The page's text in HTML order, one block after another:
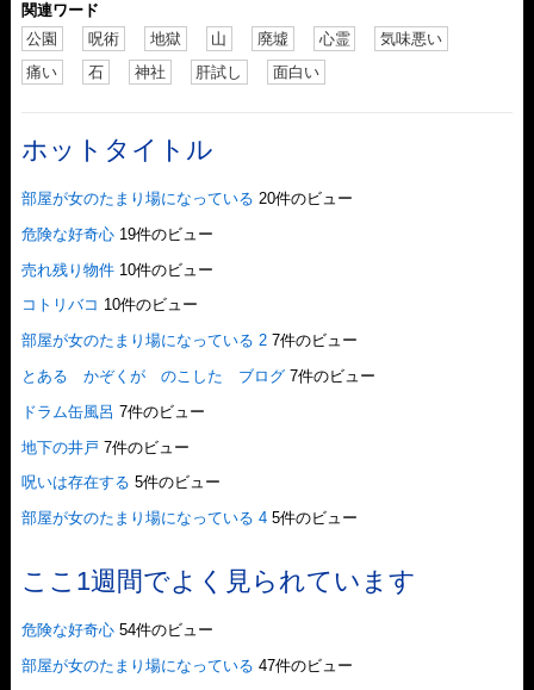
関連ワード
公園
呪術 地獄 山 廃墟 心霊
気味悪い
痛い
石 神社 肝試し 面白い
ホットタイトル
部屋が女のたまり場になっている 20件のビュー
危険な好奇心 19件のビュー
売れ残り物件 10件のビュー
コトリバコ 10件のビュー
部屋が女のたまり場になっている 2 7件のビュー
とある かぞくが のこした ブログ 7件のビュー
ドラム缶風呂 7件のビュー
地下の井戸 7件のビュー
呪いは存在する 5件のビュー
部屋が女のたまり場になっている 4 5件のビュー
ここ1週間でよく見られています
危険な好奇心 54件のビュー
部屋が女のたまり場になっている 47件のビュー